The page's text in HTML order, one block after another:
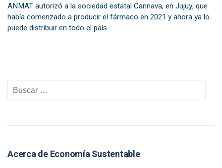
ANMAT autorizó a la sociedad estatal Cannava, en Jujuy, que
había comenzado a producir el fármaco en 2021 y ahora ya lo
puede distribuir en todo el país.
Acerca de Economía Sustentable